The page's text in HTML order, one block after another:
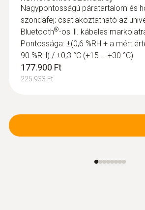
Nagypontosságú páratartalom és
szondafej; csatlakoztatható az
Bluetooth®-os ill. kábeles
Pontossága: ±(0,6 %RH + a mért
90 %RH) / ±0,3 °C (+15 … +30 °C)
177.900 Ft
225.933 Ft